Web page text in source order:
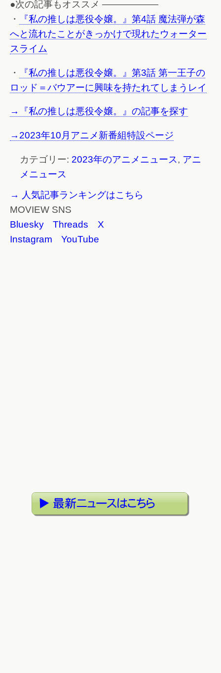
●次の記事もオススメ ——————
・
『私の推しは悪役令嬢。』第4話 魔法弾が森
へと流れたことがきっかけで現れたウォーター
スライム
・
『私の推しは悪役令嬢。』第3話 第一王子の
ロッド＝バウアーに興味を持たれてしまうレイ
→『私の推しは悪役令嬢。』の記事を探す
→2023年10月アニメ新番組特設ページ
カテゴリー: 2023年のアニメニュース, アニ
メニュース
→ 人気記事ランキングはこちら
MOVIEW SNS
Bluesky
Threads
X
Instagram
YouTube